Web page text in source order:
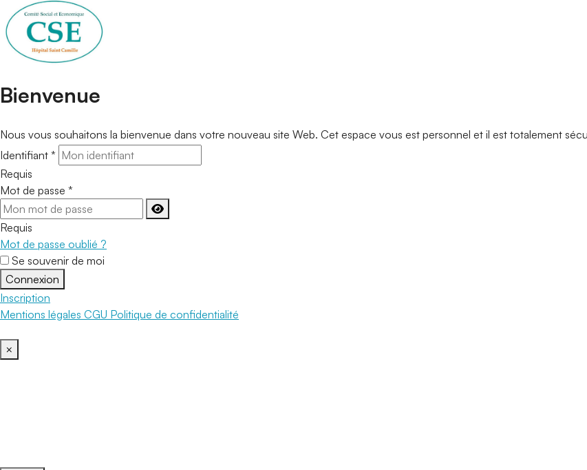
Portail de connexion
Bienvenue
Nous vous souhaitons la bienvenue dans votre nouveau site Web. Cet espace vous est personnel et il est totalement
Identifiant *
Requis
Mot de passe *
Requis
Mot de passe oublié ?
Se souvenir de moi
Connexion
Inscription
Mentions légales CGU Politique de confidentialité
×